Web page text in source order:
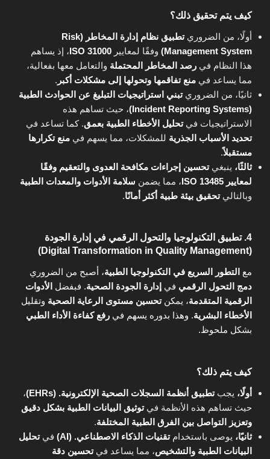
كيف يتم تحقيق ذلك؟
أولًا، من الضروري
تطبيق نظام إدارة المخاطر (Risk
Management System)
وفقًا لمعايير ISO 31000، إذ يساهم
هذا النظام في رصد المخاطر المحتملة والتعامل معها بفعالية،
مما يساعد في منع تفاقمها وتحولها إلى مشكلات أكبر .
ثانيًا، من الضروريتبني استراتيجيات التبليغ عن الحوادث الطبية
(Incident Reporting Systems)
، حيث تساهم هذه
الاستراتيجيات فيتحليل الأخطاء الطبية بعمق. كما تساعد في
تحديد الأسباب الجذرية للمشكلات، مما يسهم في منع تكرارها
مستقبلاً.
ثالثًا، ينبغيتحسين إجراءات مكافحة العدوى والتعقيم وفقًا
لمعايير ISO 13485
، مما يضمن سلامة الأدوات والمعدات الطبية
وبالتاليتحقيق بيئة طبية أكثر أمانًا.
4. تطبيق التكنولوجيا والتحول الرقمي في إدارة الجودة
(Digital Transformation in Quality Management)
مع التطور السريع في التكنولوجيا الطبية، أصبح من الضروري
دمج التحول الرقمي في إدارة الجودة الصحية. فبفضل الأدوات
الرقمية المتقدمة، يمكنتحسين مستوى الرعاية الصحية وتقليل
الأخطاء البشرية. وهذا بدوره يسهم في رفع كفاءة الأداء الطبي
بشكل ملحوظ.
كيف يتم ذلك؟
أولًا، يجبتطبيق أنظمة السجلات الصحية الإلكترونية. (EHRs)
،
حيث تساهم هذه الأنظمة فيتوثيق البيانات الطبية بشكل دقيق
وتعزيز التواصل بين الفرق الطبية المختلفة.
ثانيًا، يوصى باستخدامتقنيات الذكاء الاصطناعي. (AI) فيتحليل
البيانات الطبية والتشخيص، مما يساعد فيتحسين دقة